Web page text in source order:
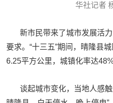
华社记者
新市民带来了城市发展活
要求。“十三五”期间，晴隆县
6.25平方公里，城镇化率达48%
谈起城市变化，当地人感